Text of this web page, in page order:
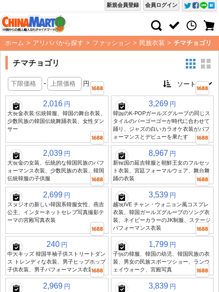
会員ログイン
新規会員登録
ホーム > アリババから探す > ファッション > 民族衣装 > チマチョゴリ
チマチョゴリ
- 円
2,016 円
大長金衣装:伝統韓服、韓国の舞台衣装、
少数民族の韓国伝統舞踊衣装、女性ダン
サー
3,269 円
韓国のK-POPガールズグループの同じス
タイルのバーゴーゴーが時代に合わせて
踊り、ジャズの白いカラオケ衣装がパフ
ォーマンスとデビューを果たす
2,039 円
大長金の女装、伝統的な韓国民族のパフ
ォーマンス衣装、少数民族の衣装、韓国
伝統韓服の子供服
8,967 円
新韓国の延吉韓服と朝鮮王女のフルセッ
ト衣装、宮廷フォーマルウェア、舞台舞
踊の衣装
2,699 円
スタジオの新しい韓国系韓服女性、燕吉
公主、インターネットセレブ写真撮影テ
ーマの宮殿写真衣装
3,539 円
越境IVE チャン・ウォニョン風コスプレ
衣装、韓国ガールズグループのソング衣
装、ネイビーカラーのJK制服、ステージ
パフォーマンス衣装
240 円
中大キッズ 韓国半袖子供ストリートダン
ス トレンディな衣装、男子ヒップホップ
子供衣装、男子パフォーマンス衣装
1,799 円
子供の韓服、韓国の幼児、韓国民族の衣
装、男女の民族スポーツショー、ランウ
ェイウォーク、宮殿写真
2,969 円 3,839 円